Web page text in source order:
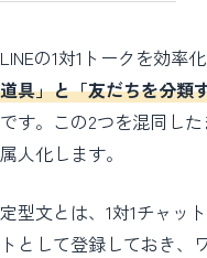
LINEの1対1トークを効率
道具」と「友だちを分類
です。この2つを混同し
属人化します。
定型文とは、1対1チャッ
トとして登録しておき、